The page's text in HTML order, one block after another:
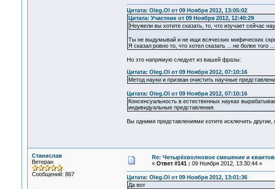
Цитата: Oleg.Ol от 09 Ноября 2012, 13:05:02
Цитата: Участник от 09 Ноября 2012, 12:40:29
Неужели вы хотите сказать, то, что изучает сейчас
Ты не выдумывай и не ищи всяческих мифических
Я сказал ровно то, что хотел сказать ... не более того ...
Но это напрямую следует из вашей фразы:
Цитата: Oleg.Ol от 09 Ноября 2012, 07:10:16
Метод науки и призван очистить научные
Цитата: Oleg.Ol от 09 Ноября 2012, 07:10:16
Консенсуальность в естественных науках
индивидуальные представления.
Вы одними представлениями хотите исключить
Станислав
Ветеран
Сообщений: 867
Re: Четырёхволновое смешение и
« Ответ #141 : 09 Ноября 2012, 13:30:44 »
Цитата: Oleg.Ol от 09 Ноября 2012, 13:01:36
Да вот